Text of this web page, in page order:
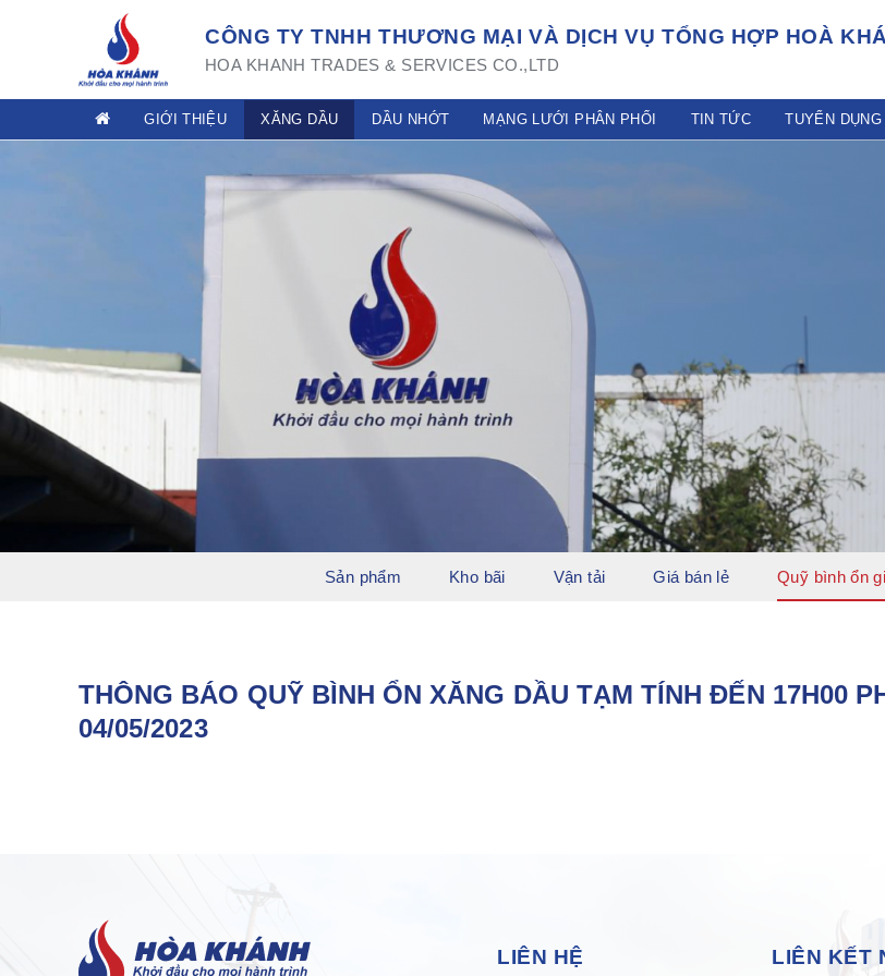
CÔNG TY TNHH THƯƠNG MẠI VÀ DỊCH VỤ TỔNG HỢP HOÀ
HOA KHANH TRADES & SERVICES CO.,LTD
GIỚI THIỆU XĂNG DẦU DẦU NHỚT MẠNG LƯỚI PHÂN PHỐI TIN TỨC TUYỂN DỤNG
Sản phẩm Kho bãi Vận tải Giá bán lẻ Quỹ bình ổn
THÔNG BÁO QUỸ BÌNH ỔN XĂNG DẦU TẠM TÍNH ĐẾN 17H00
04/05/2023
LIÊN HỆ LIÊN KẾT